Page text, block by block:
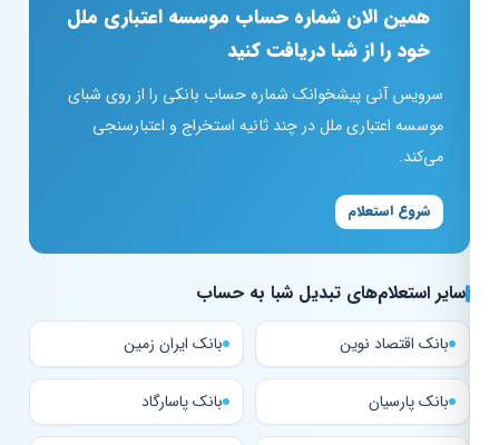
همین الان شماره حساب موسسه اعتباری ملل
خود را از شبا دریافت کنید
سرویس آنی پیشخوانک شماره حساب بانکی را از روی شبای
موسسه اعتباری ملل در چند ثانیه استخراج و اعتبارسنجی
می‌کند.
شروع استعلام
سایر استعلام‌های تبدیل شبا به حساب
بانک اقتصاد نوین بانک ایران زمین
بانک پارسیان بانک پاسارگاد